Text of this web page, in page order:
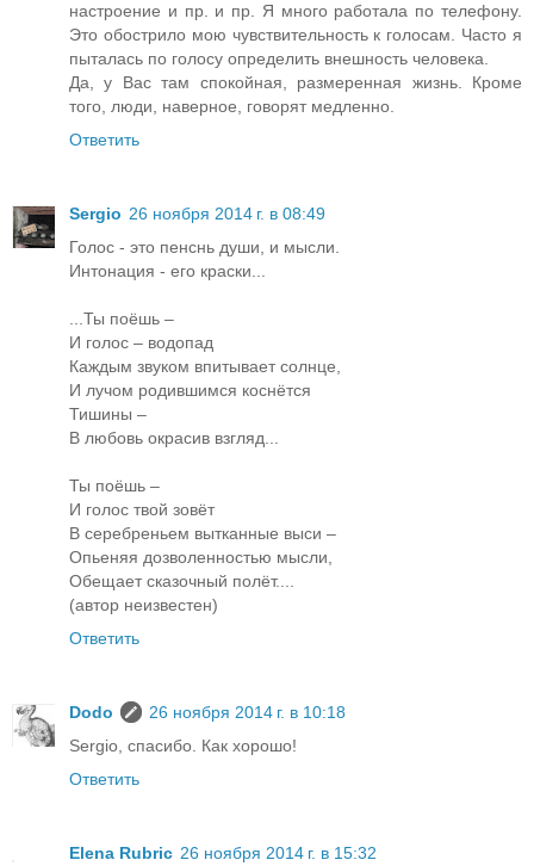
настроение и пр. и пр. Я много работала по телефону.
Это обострило мою чувствительность к голосам. Часто я
пыталась по голосу определить внешность человека.
Да, у Вас там спокойная, размеренная жизнь. Кроме
того, люди, наверное, говорят медленно.
Ответить
Sergio 26 ноября 2014 г. в 08:49
Голос - это пенснь души, и мысли.
Интонация - его краски...
...Ты поёшь –
И голос – водопад
Каждым звуком впитывает солнце,
И лучом родившимся коснётся
Тишины –
В любовь окрасив взгляд...
Ты поёшь –
И голос твой зовёт
В серебреньем вытканные выси –
Опьеняя дозволенностью мысли,
Обещает сказочный полёт....
(автор неизвестен)
Ответить
Dodo
26 ноября 2014 г. в 10:18
Sergio, спасибо. Как хорошо!
Ответить
Elena Rubric 26 ноября 2014 г. в 15:32